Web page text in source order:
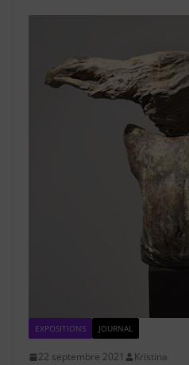
EXPOSITIONS JOURNAL
22 septembre 2021 Kristina